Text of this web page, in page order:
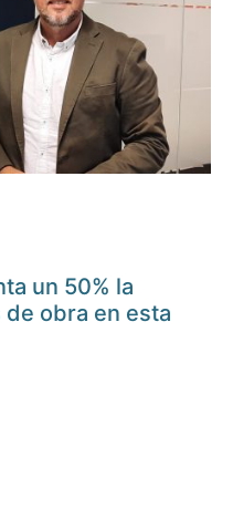
un 50% la
obra en esta